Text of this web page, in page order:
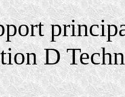
D